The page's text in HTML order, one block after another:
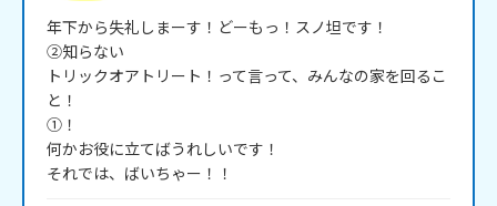
年下から失礼しまーす！どーもっ！スノ坦です！
②知らない
トリックオアトリート！って言って、みんなの家を回るこ
と！
①！
何かお役に立てばうれしいです！
それでは、ばいちゃー！！